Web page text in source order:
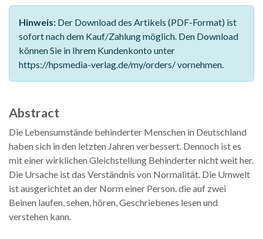
Hinweis: Der Download des Artikels (PDF-Format) ist
sofort nach dem Kauf/Zahlung möglich. Den Download
können Sie in Ihrem Kundenkonto unter
https://hpsmedia-verlag.de/my/orders/ vornehmen.
Abstract
Die Lebensumstände behinderter Menschen in Deutschland
haben sich in den letzten Jahren verbessert. Dennoch ist es
mit einer wirklichen Gleichstellung Behinderter nicht weit her.
Die Ursache ist das Verständnis von Normalität. Die Umwelt
ist ausgerichtet an der Norm einer Person. die auf zwei
Beinen laufen, sehen, hören, Geschriebenes lesen und
verstehen kann.